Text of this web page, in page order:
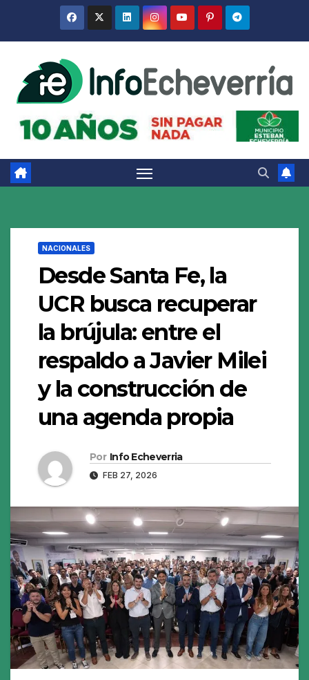
NACIONALES
Desde Santa Fe, la
UCR busca recuperar
la brújula: entre el
respaldo a Javier Milei
y la construcción de
una agenda propia
Por Info Echeverria
FEB 27, 2026